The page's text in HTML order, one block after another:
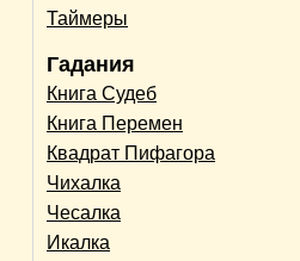
Таймеры
Гадания
Книга Судеб
Книга Перемен
Квадрат Пифагора
Чихалка
Чесалка
Икалка